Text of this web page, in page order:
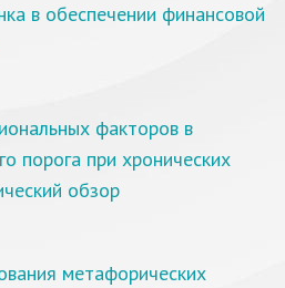
в обеспечении финансовой
факторов в
порога при хронических
обзор
метафорических